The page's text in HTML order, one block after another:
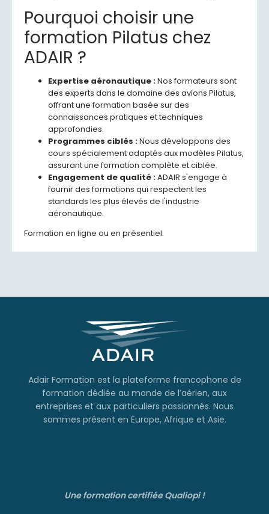
Pourquoi choisir une
formation Pilatus chez
ADAIR ?
Expertise aéronautique :Nos formateurs sont
des experts dans le domaine des avions Pilatus,
offrant une formation basée sur des
connaissances pratiques et techniques
approfondies.
Programmes ciblés :Nous développons des
cours spécialement adaptés aux modèles Pilatus,
assurant une formation complète et ciblée.
Engagement de qualité :ADAIR s'engage à
fournir des formations qui respectent les
standards les plus élevés de l'industrie
aéronautique.
Formation en ligne ou en présentiel.
Adair Formation est la plateforme francophone de
formation dédiée au monde de l’aérien, aux
entreprises et aux particuliers passionnés. Nous
sommes présent en Europe, Afrique et Asie.
Une formation certifiée Qualiopi !